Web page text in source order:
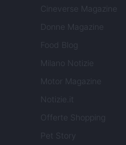
Cineverse Magazine
Donne Magazine
Food Blog
Milano Notizie
Motor Magazine
Notizie.it
Offerte Shopping
Pet Story